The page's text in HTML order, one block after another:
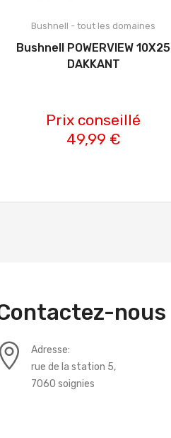
Bushnell - tout les domaines
Bushnell POWERVIEW 10X25
DAKKANT
Prix conseillé
49,99 €
nous
Adresse:
rue de la station 5,
7060 soignies